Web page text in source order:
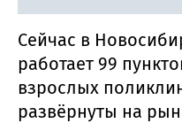
Сейчас в
работает 99
взрослых
развёрнуты на